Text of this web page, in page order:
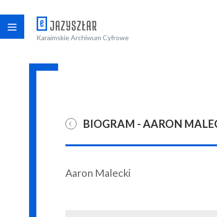
Karaimskie Archiwum Cyfrowe
BIOGRAM - AARON
Aaron Malecki